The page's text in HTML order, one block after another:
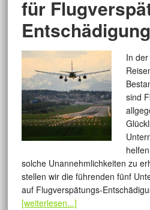
für
In
sind
solche Unannehmlichkeiten zu
stellen wir die führenden fünf
auf Flugverspätungs-
[weiterlesen...]